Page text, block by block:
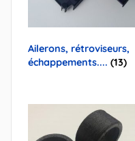
Ailerons, rétroviseurs,
échappements.... (13)